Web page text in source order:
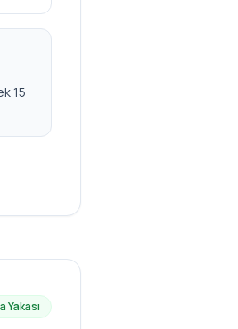
15
Yakası